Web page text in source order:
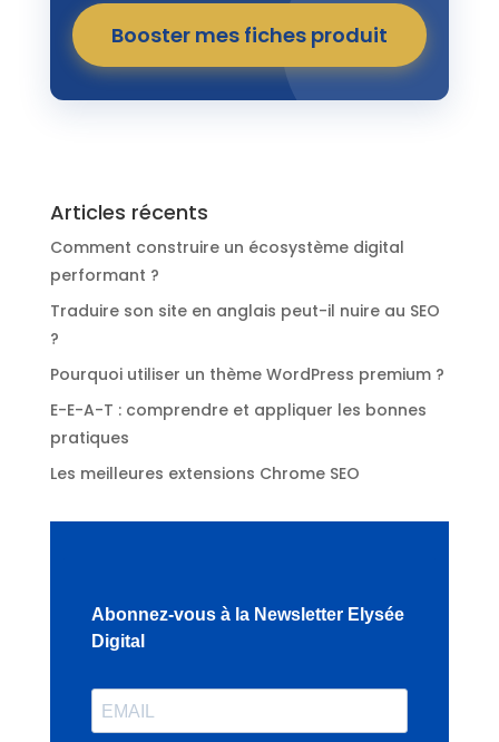
Booster mes fiches produit
Articles récents
Comment construire un écosystème digital
performant ?
Traduire son site en anglais peut-il nuire au SEO
?
Pourquoi utiliser un thème WordPress premium ?
E-E-A-T : comprendre et appliquer les bonnes
pratiques
Les meilleures extensions Chrome SEO
Abonnez-vous à la Newsletter Elysée
Digital